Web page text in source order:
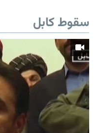
سقوط کابل